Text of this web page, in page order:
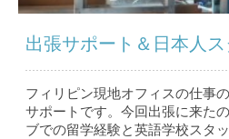
出張サポート＆日本人
フィリピン現地オフィスの仕事
サポートです。今回出張に来た
ブでの留学経験と英語学校スタ